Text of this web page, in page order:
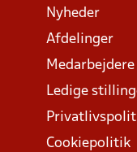
Nyheder
Afdelinger
Medarbejdere
Ledige
Cookiepolitik